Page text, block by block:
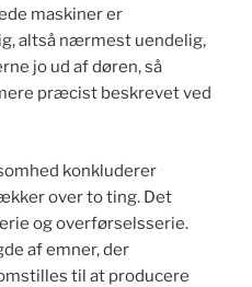
maskiner er
altså nærmest uendelig,
jo ud af døren, så
præcist beskrevet ved
konkluderer
over to ting. Det
og overførselsserie.
af emner, der
til at producere